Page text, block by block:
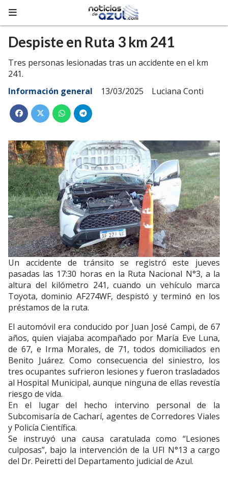
Despiste en Ruta 3 km 241
Tres personas lesionadas tras un accidente en el km
241.
Información general
13/03/2025 Luciana Conti
Un accidente de tránsito se registró este jueves
pasadas las 17:30 horas en la Ruta Nacional N°3, a la
altura del kilómetro 241, cuando un vehículo marca
Toyota, dominio AF274WF, despistó y terminó en los
préstamos de la ruta.
El automóvil era conducido por Juan José Campi, de 67
años, quien viajaba acompañado por María Eve Luna,
de 67, e Irma Morales, de 71, todos domiciliados en
Benito Juárez. Como consecuencia del siniestro, los
tres ocupantes sufrieron lesiones y fueron trasladados
al Hospital Municipal, aunque ninguna de ellas revestía
riesgo de vida.
En el lugar del hecho intervino personal de la
Subcomisaría de Cacharí, agentes de Corredores Viales
y Policía Científica.
Se instruyó una causa caratulada como “Lesiones
culposas”, bajo la intervención de la UFI N°13 a cargo
del Dr. Peiretti del Departamento judicial de Azul.